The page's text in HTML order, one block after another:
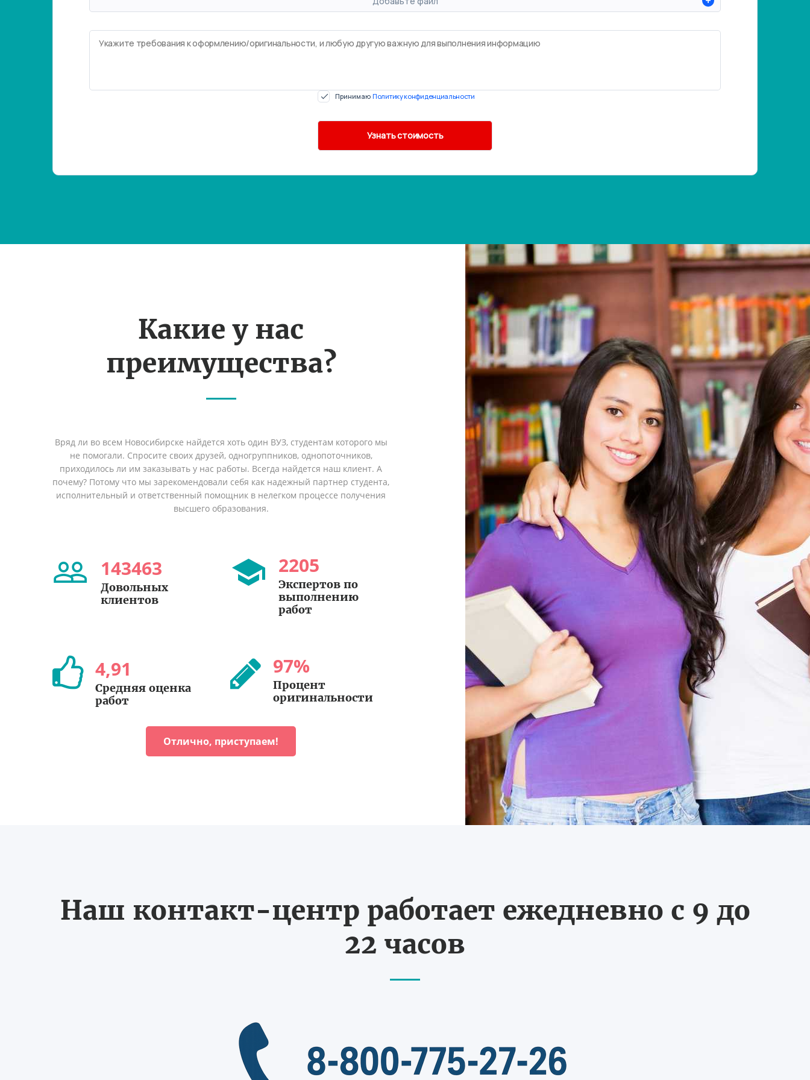
Принимаю Политику конфиденциальности
Какие у нас
преимущества?
Вряд ли во всем Новосибирске найдется хоть один ВУЗ, студентам которого мы
не помогали. Спросите своих друзей, одногруппников, однопоточников,
приходилось ли им заказывать у нас работы. Всегда найдется наш клиент. А
почему? Потому что мы зарекомендовали себя как надежный партнер студента,
исполнительный и ответственный помощник в нелегком процессе получения
высшего образования.
143463
Довольных
клиентов
2205
Экспертов по
выполнению
работ
4,91
Средняя оценка
работ
97%
Процент
оригинальности
Отлично, приступаем!
Наш контакт-центр работает ежедневно с 9 до
22 часов